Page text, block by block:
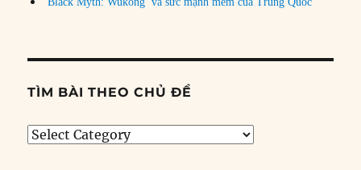
TÌM BÀI THEO CHỦ ĐỀ
Tìm